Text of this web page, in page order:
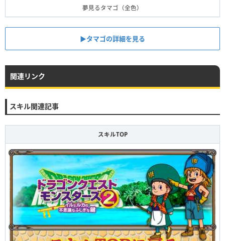
夢見るタマゴ（全色）
▶タマゴの詳細を見る
関連リンク
スキル関連記事
スキルTOP